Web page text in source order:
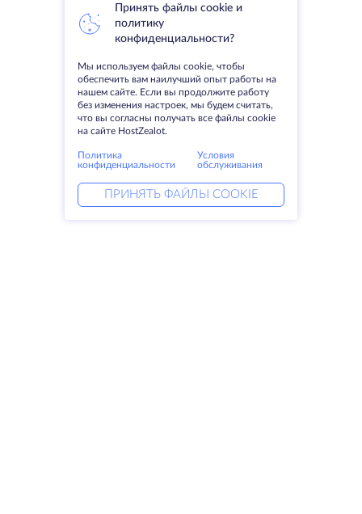
Принять файлы cookie и
политику
конфиденциальности?
Мы используем файлы cookie, чтобы
обеспечить вам наилучший опыт работы на
нашем сайте. Если вы продолжите работу
без изменения настроек, мы будем считать,
что вы согласны получать все файлы cookie
на сайте HostZealot.
Политика
конфиденциальности
Условия
обслуживания
ПРИНЯТЬ ФАЙЛЫ COOKIE